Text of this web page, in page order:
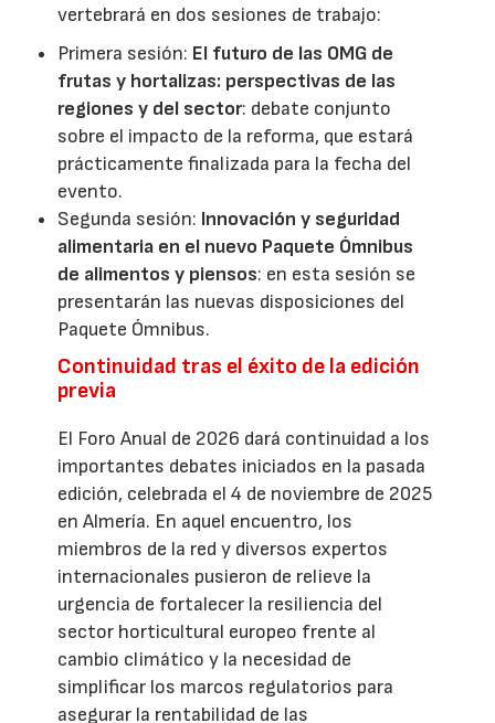
vertebrará en dos sesiones de trabajo:
Primera sesión: El futuro de las OMG de
frutas y hortalizas: perspectivas de las
regiones y del sector: debate conjunto
sobre el impacto de la reforma, que estará
prácticamente finalizada para la fecha del
evento.
Segunda sesión: Innovación y seguridad
alimentaria en el nuevo Paquete Ómnibus
de alimentos y piensos: en esta sesión se
presentarán las nuevas disposiciones del
Paquete Ómnibus.
Continuidad tras el éxito de la edición
previa
El Foro Anual de 2026 dará continuidad a los
importantes debates iniciados en la pasada
edición, celebrada el 4 de noviembre de 2025
en Almería. En aquel encuentro, los
miembros de la red y diversos expertos
internacionales pusieron de relieve la
urgencia de fortalecer la resiliencia del
sector horticultural europeo frente al
cambio climático y la necesidad de
simplificar los marcos regulatorios para
asegurar la rentabilidad de las